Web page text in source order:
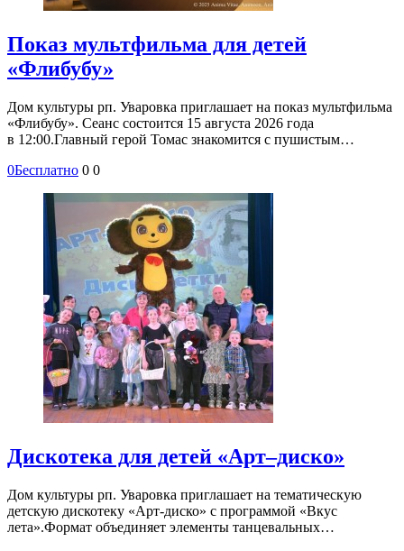
Показ мультфильма для детей
«Флибубу»
Дом культуры рп. Уваровка приглашает на показ мультфильма
«Флибубу». Сеанс состоится 15 августа 2026 года
в 12:00.Главный герой Томас знакомится с пушистым…
0Бесплатно 0 0
Дискотека для детей «Арт–диско»
Дом культуры рп. Уваровка приглашает на тематическую
детскую дискотеку «Арт-диско» с программой «Вкус
лета».Формат объединяет элементы танцевальных…